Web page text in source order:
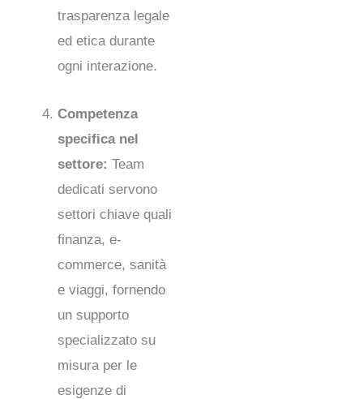
trasparenza legale
ed etica durante
ogni interazione.
Competenza
specifica nel
settore: Team
dedicati servono
settori chiave quali
finanza, e-
commerce, sanità
e viaggi, fornendo
un supporto
specializzato su
misura per le
esigenze di